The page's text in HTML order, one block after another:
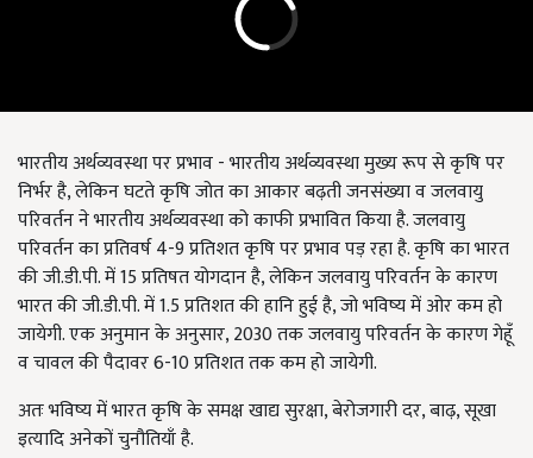
भारतीय अर्थव्यवस्था पर प्रभाव - भारतीय अर्थव्यवस्था मुख्य रूप से कृषि पर
निर्भर है, लेकिन घटते कृषि जोत का आकार बढ़ती जनसंख्या व जलवायु
परिवर्तन ने भारतीय अर्थव्यवस्था को काफी प्रभावित किया है. जलवायु
परिवर्तन का प्रतिवर्ष4-9प्रतिशत कृषि पर प्रभाव पड़ रहा है. कृषि का भारत
की जी.डी.पी. में15प्रतिषत योगदान है, लेकिन जलवायु परिवर्तन के कारण
भारत की जी.डी.पी. में1.5प्रतिशत की हानि हुई है, जो भविष्य में ओर कम हो
जायेगी. एक अनुमान के अनुसार,2030तक जलवायु परिवर्तन के कारण गेहूँ
व चावल की पैदावर6-10प्रतिशत तक कम हो जायेगी.
अतः भविष्य में भारत कृषि के समक्ष खाद्य सुरक्षा,बेरोजगारी दर,बाढ़,सूखा
इत्यादि अनेकों चुनौतियाँ है.